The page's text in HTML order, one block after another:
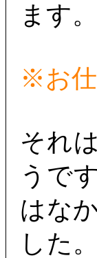
ます。
※お
それ
うで
はな
した